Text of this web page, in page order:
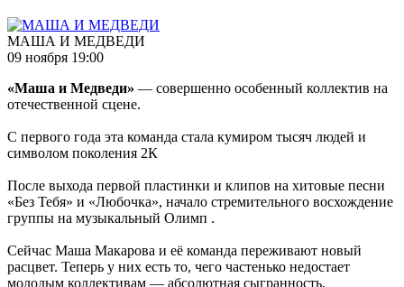
МАША И МЕДВЕДИ
09 ноября 19:00
«Маша и Медведи» — совершенно особенный коллектив на
отечественной сцене.
С первого года эта команда стала кумиром тысяч людей и
символом поколения 2К
После выхода первой пластинки и клипов на хитовые песни
«Без Тебя» и «Любочка», начало стремительного восхождение
группы на музыкальный Олимп .
Сейчас Маша Макарова и её команда переживают новый
расцвет. Теперь у них есть то, чего частенько недостает
молодым коллективам — абсолютная сыгранность,